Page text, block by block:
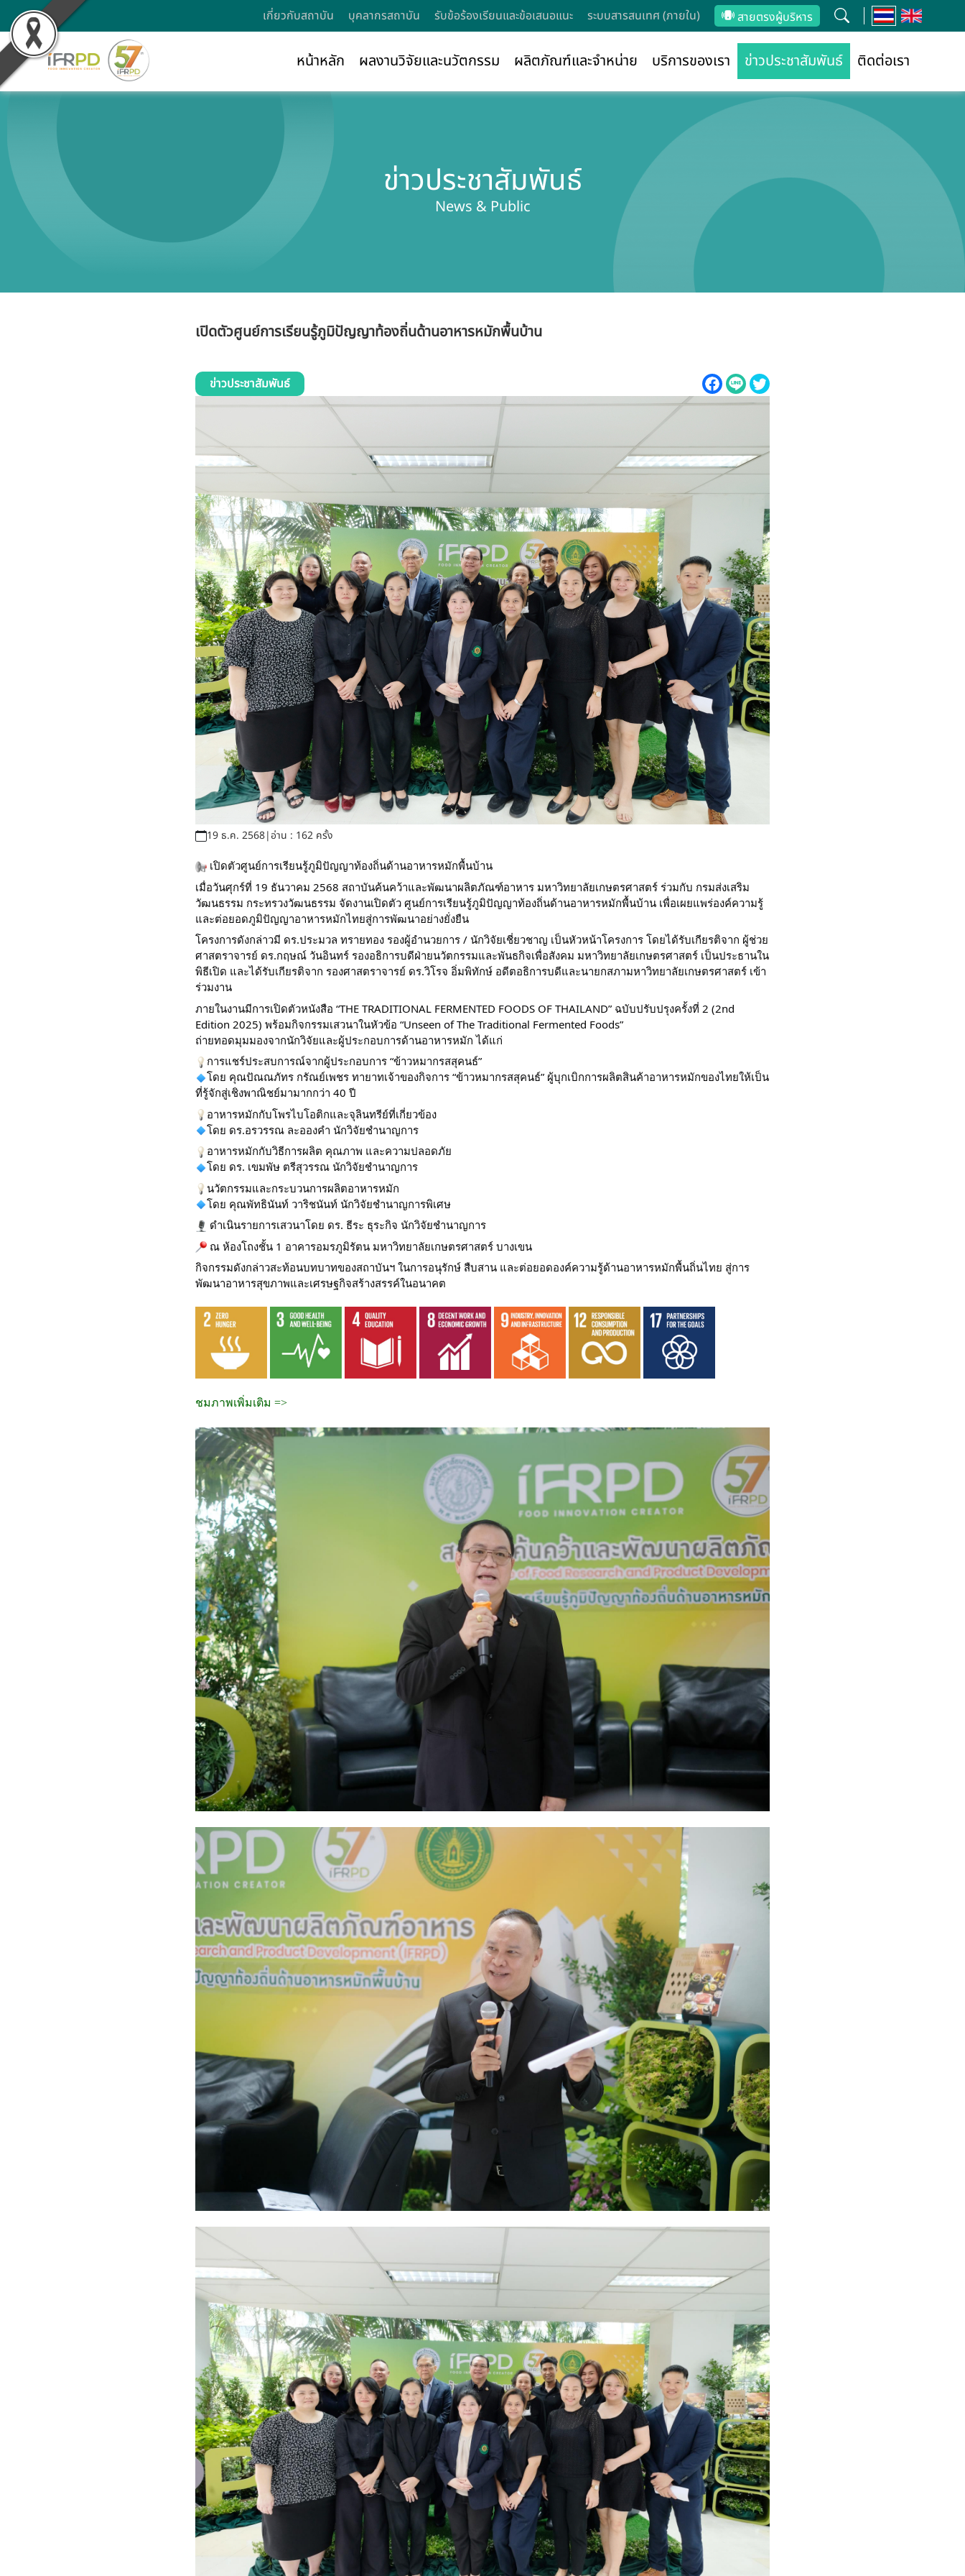
เกี่ยวกับสถาบัน บุคลากรสถาบัน รับข้อร้องเรียนและข้อเสนอแนะ ระบบสารสนเทศ (ภายใน) สายตรงผู้บริหาร
หน้าหลัก ผลงานวิจัยและนวัตกรรม ผลิตภัณฑ์และจำหน่าย บริการของเรา ข่าวประชาสัมพันธ์ ติดต่อเรา
ข่าวประชาสัมพันธ์
News & Public
เปิดตัวศูนย์การเรียนรู้ภูมิปัญญาท้องถิ่นด้านอาหารหมักพื้นบ้าน
ข่าวประชาสัมพันธ์
19 ธ.ค. 2568|อ่าน : 162 ครั้ง
เปิดตัวศูนย์การเรียนรู้ภูมิปัญญาท้องถิ่นด้านอาหารหมักพื้นบ้าน
เมื่อวันศุกร์ที่ 19 ธันวาคม 2568 สถาบันค้นคว้าและพัฒนาผลิตภัณฑ์อาหาร มหาวิทยาลัยเกษตรศาสตร์ ร่วมกับ กรมส่งเสริม
วัฒนธรรม กระทรวงวัฒนธรรม จัดงานเปิดตัว ศูนย์การเรียนรู้ภูมิปัญญาท้องถิ่นด้านอาหารหมักพื้นบ้าน เพื่อเผยแพร่องค์ความรู้
และต่อยอดภูมิปัญญาอาหารหมักไทยสู่การพัฒนาอย่างยั่งยืน
โครงการดังกล่าวมี ดร.ประมวล ทรายทอง รองผู้อำนวยการ / นักวิจัยเชี่ยวชาญ เป็นหัวหน้าโครงการ โดยได้รับเกียรติจาก ผู้ช่วย
ศาสตราจารย์ ดร.กฤษณ์ วันอินทร์ รองอธิการบดีฝ่ายนวัตกรรมและพันธกิจเพื่อสังคม มหาวิทยาลัยเกษตรศาสตร์ เป็นประธานใน
พิธีเปิด และได้รับเกียรติจาก รองศาสตราจารย์ ดร.วิโรจ อิ่มพิทักษ์ อดีตอธิการบดีและนายกสภามหาวิทยาลัยเกษตรศาสตร์ เข้า
ร่วมงาน
ภายในงานมีการเปิดตัวหนังสือ “THE TRADITIONAL FERMENTED FOODS OF THAILAND” ฉบับปรับปรุงครั้งที่ 2 (2nd
Edition 2025) พร้อมกิจกรรมเสวนาในหัวข้อ “Unseen of The Traditional Fermented Foods”
ถ่ายทอดมุมมองจากนักวิจัยและผู้ประกอบการด้านอาหารหมัก ได้แก่
การแชร์ประสบการณ์จากผู้ประกอบการ “ข้าวหมากรสสุคนธ์”
โดย คุณปัณณภัทร กรัณย์เพชร ทายาทเจ้าของกิจการ “ข้าวหมากรสสุคนธ์” ผู้บุกเบิกการผลิตสินค้าอาหารหมักของไทยให้เป็น
ที่รู้จักสู่เชิงพาณิชย์มามากกว่า 40 ปี
อาหารหมักกับโพรไบโอติกและจุลินทรีย์ที่เกี่ยวข้อง
โดย ดร.อรวรรณ ละอองคำ นักวิจัยชำนาญการ
อาหารหมักกับวิธีการผลิต คุณภาพ และความปลอดภัย
โดย ดร. เขมพัษ ตรีสุวรรณ นักวิจัยชำนาญการ
นวัตกรรมและกระบวนการผลิตอาหารหมัก
โดย คุณพัทธินันท์ วาริชนันท์ นักวิจัยชำนาญการพิเศษ
ดำเนินรายการเสวนาโดย ดร. ธีระ ธุระกิจ นักวิจัยชำนาญการ
ณ ห้องโถงชั้น 1 อาคารอมรภูมิรัตน มหาวิทยาลัยเกษตรศาสตร์ บางเขน
กิจกรรมดังกล่าวสะท้อนบทบาทของสถาบันฯ ในการอนุรักษ์ สืบสาน และต่อยอดองค์ความรู้ด้านอาหารหมักพื้นถิ่นไทย สู่การ
พัฒนาอาหารสุขภาพและเศรษฐกิจสร้างสรรค์ในอนาคต
ชมภาพเพิ่มเติม =>